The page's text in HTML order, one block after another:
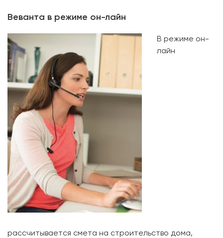
Веванта в режиме он-лайн
В режиме он-
лайн
рассчитывается смета на строительство дома,